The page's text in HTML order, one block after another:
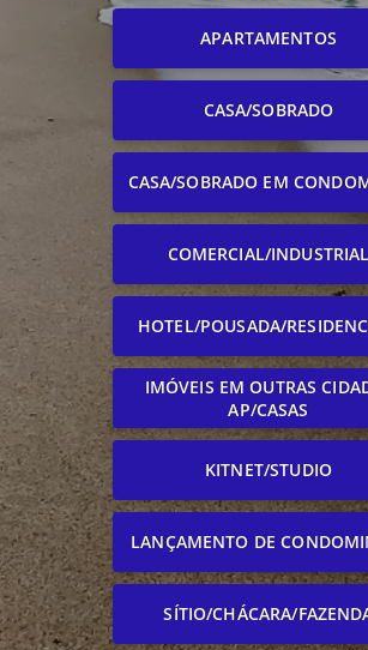
APARTAMENTOS
CASA/SOBRADO
CASA/SOBRADO EM
COMERCIAL/INDUSTRIAL
HOTEL/POUSADA/
IMÓVEIS EM OUTRAS
AP/CASAS
KITNET/STUDIO
LANÇAMENTO DE
SÍTIO/CHÁCARA/